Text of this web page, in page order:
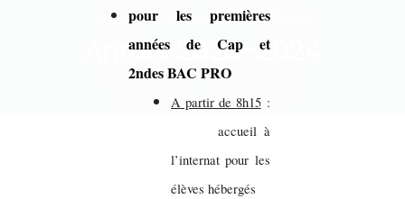
pour les premières
années de Cap et
2ndes BAC PRO
A partir de 8h15:
accueil à
l’internat pour les
élèves hébergés
Accueil > Année 2023-2024
Année 2023-2024